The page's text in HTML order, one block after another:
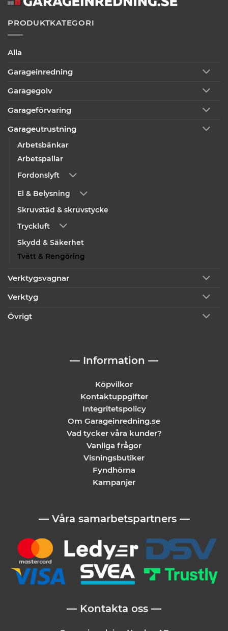
PRODUKTKATEGORI
Alla
Garageinredning
Garagegolv
Garageförvaring
Garageutrustning
Arbetsbänkar
Arbetspallar
Fordonslyft
El & Belysning
Skruvstäd & skruvstycke
Tryckluft
Skydd & Säkerhet
Tvätt & Rengöring
Verktygsvagnar
Verktyg
Övrigt
— Information —
Köpvilkor
Kontaktuppgifter
Integritetspolicy
Om Garageinredning.se
Vad tycker våra kunder?
Vanliga frågor
Visningsbutiker
Fyndhörna
Kampanjer
— Våra samarbetspartners —
— Kontakta oss —